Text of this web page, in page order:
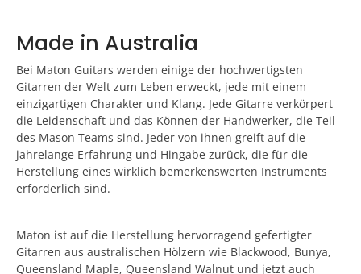
Made in Australia
Bei Maton Guitars werden einige der hochwertigsten
Gitarren der Welt zum Leben erweckt, jede mit einem
einzigartigen Charakter und Klang. Jede Gitarre verkörpert
die Leidenschaft und das Können der Handwerker, die Teil
des Mason Teams sind. Jeder von ihnen greift auf die
jahrelange Erfahrung und Hingabe zurück, die für die
Herstellung eines wirklich bemerkenswerten Instruments
erforderlich sind.
Maton ist auf die Herstellung hervorragend gefertigter
Gitarren aus australischen Hölzern wie Blackwood, Bunya,
Queensland Maple, Queensland Walnut und jetzt auch